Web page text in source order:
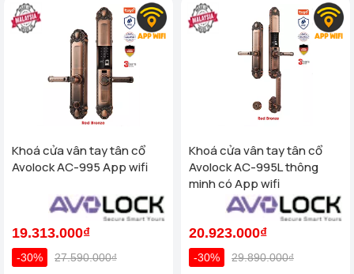
Khoá cửa vân tay tân cổ
Avolock AC-995 App wifi
19.313.000₫
-30% 27.590.000₫
Khoá cửa vân tay tân cổ
Avolock AC-995L thông
minh có App wifi
20.923.000₫
-30% 29.890.000₫